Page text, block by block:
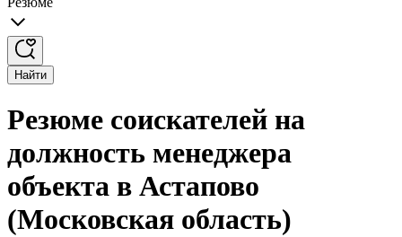
Найти
Резюме соискателей на
должность менеджера
объекта в Астапово
(Московская область)